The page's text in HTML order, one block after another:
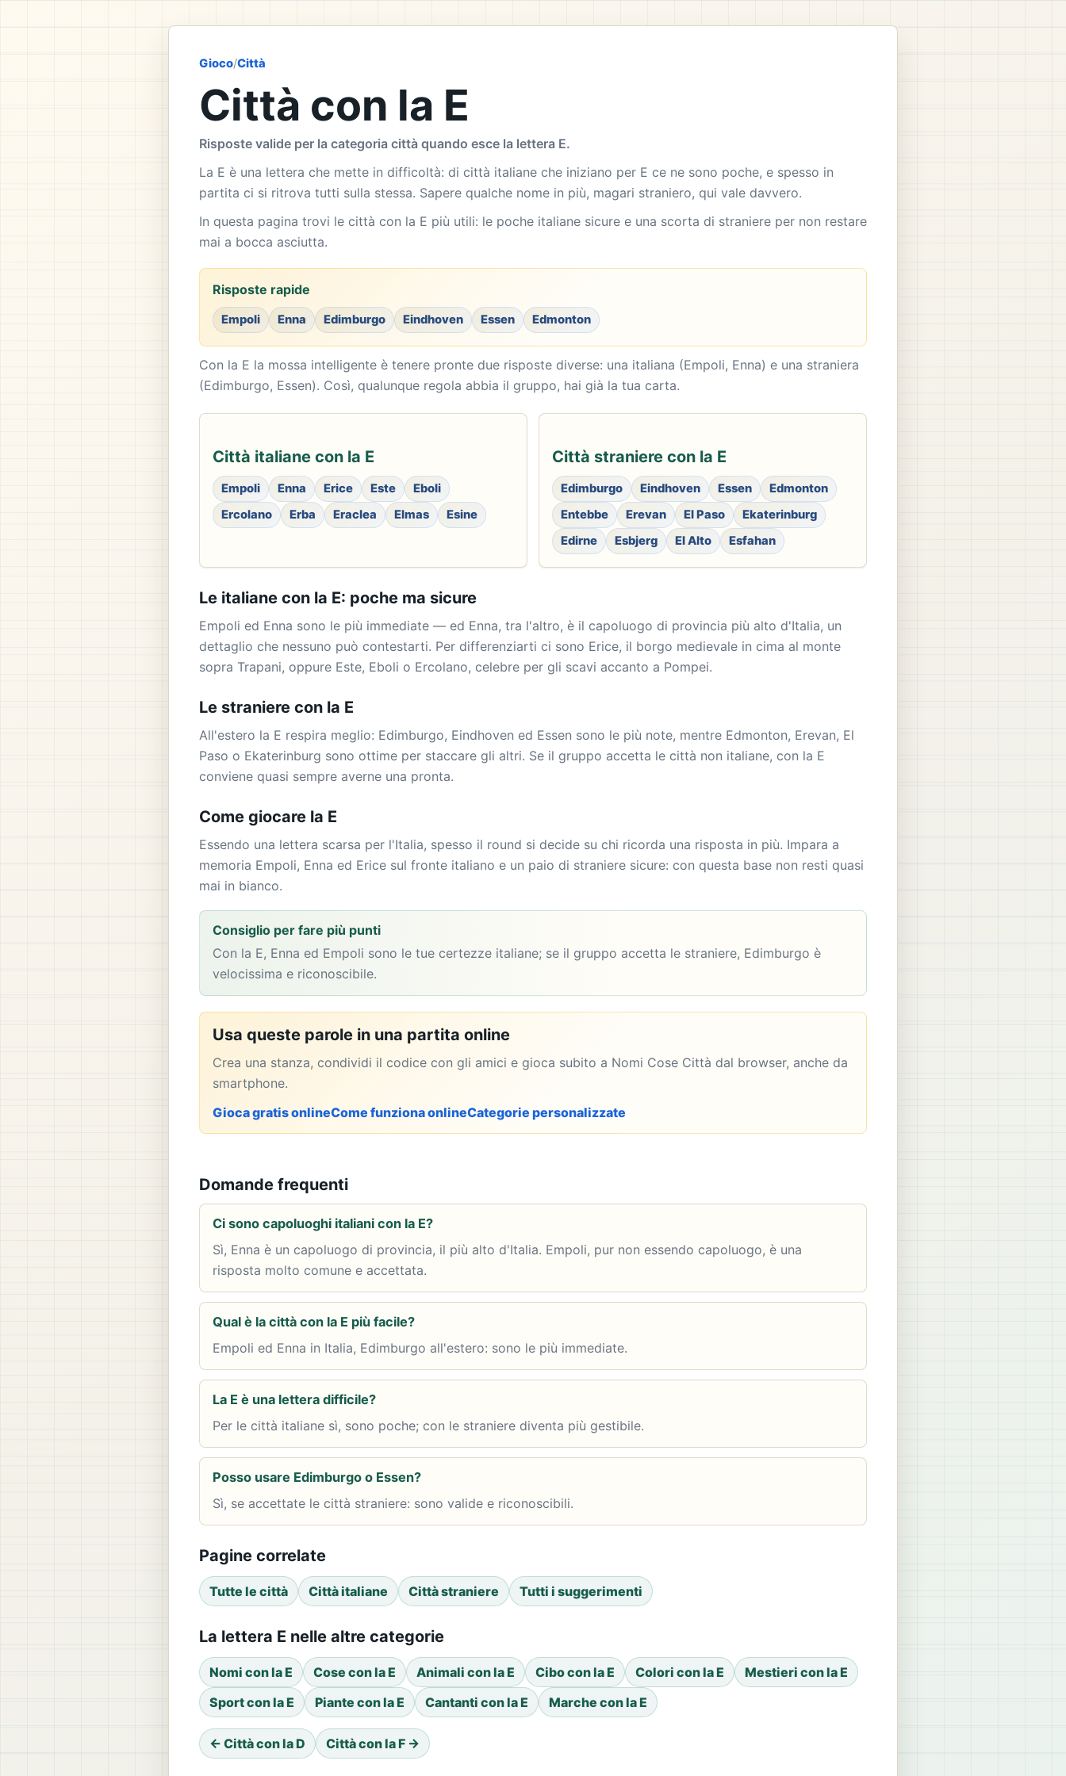
Gioco/Città
Città con la E
Risposte valide per la categoria città quando esce la lettera E.
La E è una lettera che mette in difficoltà: di città italiane che iniziano per E ce ne sono poche, e spesso in
partita ci si ritrova tutti sulla stessa. Sapere qualche nome in più, magari straniero, qui vale davvero.
In questa pagina trovi le città con la E più utili: le poche italiane sicure e una scorta di straniere per non restare
mai a bocca asciutta.
Risposte rapide
Empoli Enna Edimburgo Eindhoven Essen Edmonton
Con la E la mossa intelligente è tenere pronte due risposte diverse: una italiana (Empoli, Enna) e una straniera
(Edimburgo, Essen). Così, qualunque regola abbia il gruppo, hai già la tua carta.
Città italiane con la E
Empoli Enna Erice Este
Eboli
Ercolano
Erba Eraclea Elmas Esine
Città straniere con la E
Edimburgo Eindhoven Essen
Edmonton
Entebbe
Erevan El Paso
Ekaterinburg
Edirne
Esbjerg El Alto Esfahan
Le italiane con la E: poche ma sicure
Empoli ed Enna sono le più immediate — ed Enna, tra l'altro, è il capoluogo di provincia più alto d'Italia, un
dettaglio che nessuno può contestarti. Per differenziarti ci sono Erice, il borgo medievale in cima al monte
sopra Trapani, oppure Este, Eboli o Ercolano, celebre per gli scavi accanto a Pompei.
Le straniere con la E
All'estero la E respira meglio: Edimburgo, Eindhoven ed Essen sono le più note, mentre Edmonton, Erevan, El
Paso o Ekaterinburg sono ottime per staccare gli altri. Se il gruppo accetta le città non italiane, con la E
conviene quasi sempre averne una pronta.
Come giocare la E
Essendo una lettera scarsa per l'Italia, spesso il round si decide su chi ricorda una risposta in più. Impara a
memoria Empoli, Enna ed Erice sul fronte italiano e un paio di straniere sicure: con questa base non resti quasi
mai in bianco.
Consiglio per fare più punti
Con la E, Enna ed Empoli sono le tue certezze italiane; se il gruppo accetta le straniere, Edimburgo è
velocissima e riconoscibile.
Usa queste parole in una partita online
Crea una stanza, condividi il codice con gli amici e gioca subito a Nomi Cose Città dal browser, anche da
smartphone.
Gioca gratis onlineCome funziona onlineCategorie personalizzate
Domande frequenti
Ci sono capoluoghi italiani con la E?
Sì, Enna è un capoluogo di provincia, il più alto d'Italia. Empoli, pur non essendo capoluogo, è una
risposta molto comune e accettata.
Qual è la città con la E più facile?
Empoli ed Enna in Italia, Edimburgo all'estero: sono le più immediate.
La E è una lettera difficile?
Per le città italiane sì, sono poche; con le straniere diventa più gestibile.
Posso usare Edimburgo o Essen?
Sì, se accettate le città straniere: sono valide e riconoscibili.
Pagine correlate
Tutte le città Città italiane Città straniere Tutti i suggerimenti
La lettera E nelle altre categorie
Nomi con la E Cose con la E Animali con la E Cibo con la E Colori con la E
Mestieri con la E
Sport con la E
Piante con la E Cantanti con la E Marche con la E
← Città con la D Città con la F →